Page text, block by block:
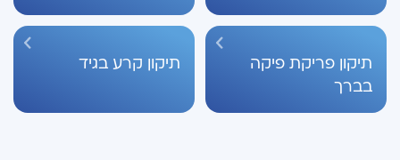
תיקון פריקת פיקה
בברך
תיקון קרע בגיד